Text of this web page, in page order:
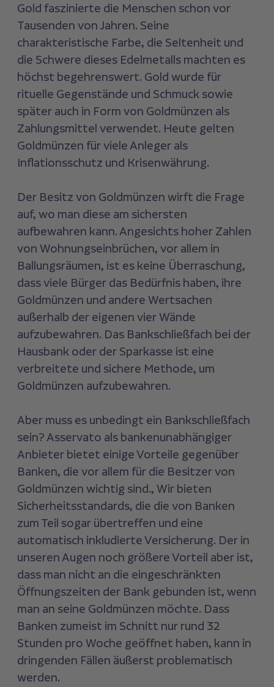
Gold faszinierte die Menschen schon vor
Tausenden von Jahren. Seine
charakteristische Farbe, die Seltenheit und
die Schwere dieses Edelmetalls machten es
höchst begehrenswert. Gold wurde für
rituelle Gegenstände und Schmuck sowie
später auch in Form von Goldmünzen als
Zahlungsmittel verwendet. Heute gelten
Goldmünzen für viele Anleger als
Inflationsschutz und Krisenwährung.
Der Besitz von Goldmünzen wirft die Frage
auf, wo man diese am sichersten
aufbewahren kann. Angesichts hoher Zahlen
von Wohnungseinbrüchen, vor allem in
Ballungsräumen, ist es keine Überraschung,
dass viele Bürger das Bedürfnis haben, ihre
Goldmünzen und andere Wertsachen
außerhalb der eigenen vier Wände
aufzubewahren. Das Bankschließfach bei der
Hausbank oder der Sparkasse ist eine
verbreitete und sichere Methode, um
Goldmünzen aufzubewahren.
Aber muss es unbedingt ein Bankschließfach
sein? Asservato als bankenunabhängiger
Anbieter bietet einige Vorteile gegenüber
Banken, die vor allem für die Besitzer von
Goldmünzen wichtig sind., Wir bieten
Sicherheitsstandards, die die von Banken
zum Teil sogar übertreffen und eine
automatisch inkludierte Versicherung. Der in
unseren Augen noch größere Vorteil aber ist,
dass man nicht an die eingeschränkten
Öffnungszeiten der Bank gebunden ist, wenn
man an seine Goldmünzen möchte. Dass
Banken zumeist im Schnitt nur rund 32
Stunden pro Woche geöffnet haben, kann in
dringenden Fällen äußerst problematisch
werden.